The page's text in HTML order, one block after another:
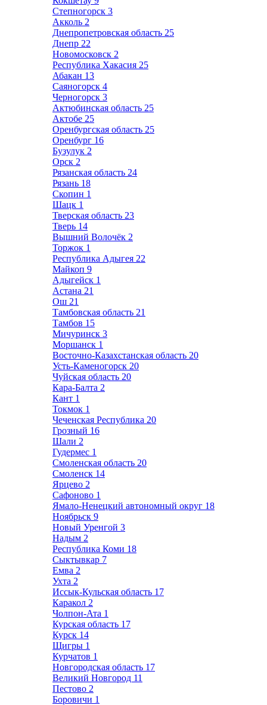
Степногорск 3
Акколь 2
Днепропетровская область 25
Днепр 22
Новомосковск 2
Республика Хакасия 25
Абакан 13
Саяногорск 4
Черногорск 3
Актюбинская область 25
Актобе 25
Оренбургская область 25
Оренбург 16
Бузулук 2
Орск 2
Рязанская область 24
Рязань 18
Скопин 1
Шацк 1
Тверская область 23
Тверь 14
Вышний Волочёк 2
Торжок 1
Республика Адыгея 22
Майкоп 9
Адыгейск 1
Астана 21
Ош 21
Тамбовская область 21
Тамбов 15
Мичуринск 3
Моршанск 1
Восточно-Казахстанская область 20
Усть-Каменогорск 20
Чуйская область 20
Кара-Балта 2
Кант 1
Токмок 1
Чеченская Республика 20
Грозный 16
Шали 2
Гудермес 1
Смоленская область 20
Смоленск 14
Ярцево 2
Сафоново 1
Ямало-Ненецкий автономный округ 18
Ноябрьск 9
Новый Уренгой 3
Надым 2
Республика Коми 18
Сыктывкар 7
Емва 2
Ухта 2
Иссык-Кульская область 17
Каракол 2
Чолпон-Ата 1
Курская область 17
Курск 14
Щигры 1
Курчатов 1
Новгородская область 17
Великий Новгород 11
Пестово 2
Боровичи 1